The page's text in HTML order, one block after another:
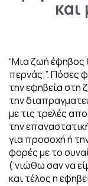
“Μια ζωή έφηβος
περνάς;”. Πόσες
την εφηβεία στη
την
με τις τρελές
την
για προσοχή ή
φορές με το
(‘νιώθω σαν να
και τέλος η